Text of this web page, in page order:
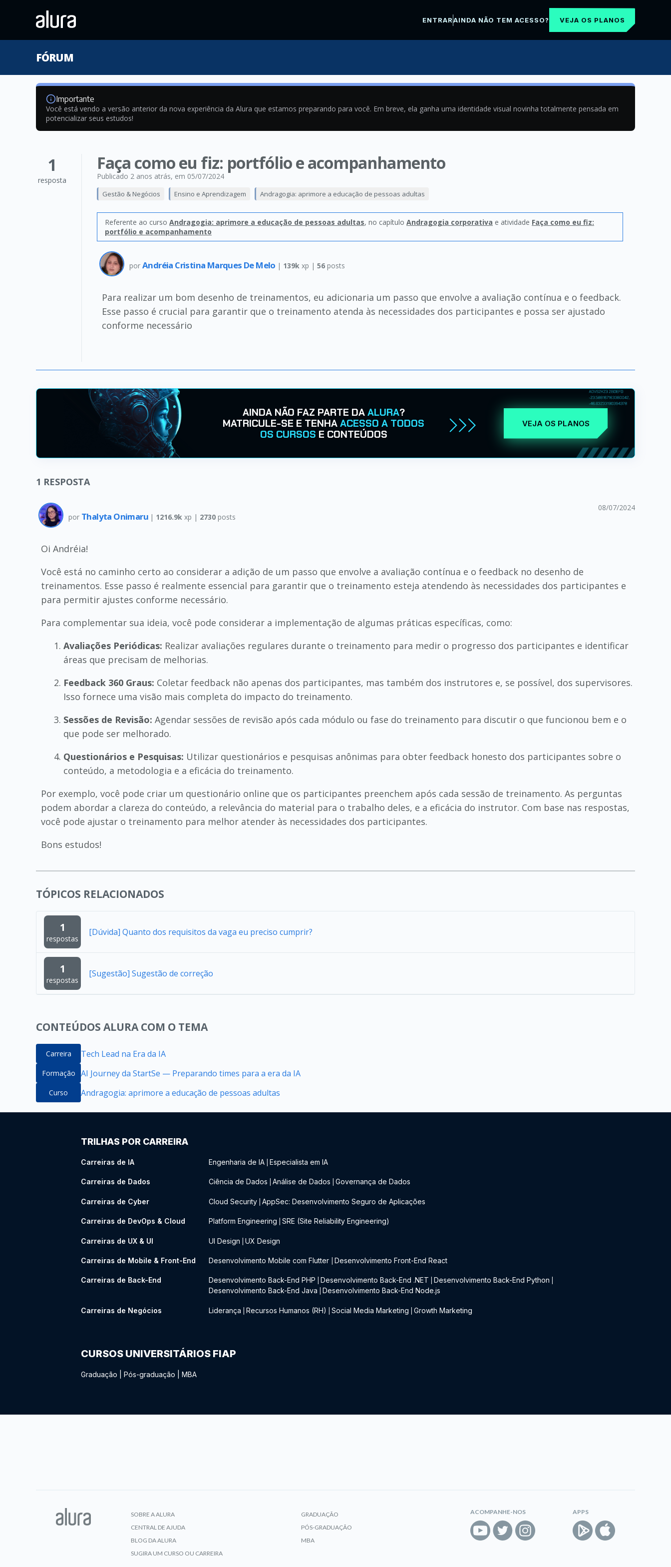
ENTRARAINDA NÃO TEM ACESSO? VEJA OS PLANOS
FÓRUM
Importante
Você está vendo a versão anterior da nova experiência da Alura que estamos preparando para você. Em breve, ela ganha uma identidade visual novinha totalmente pensada em
potencializar seus estudos!
1
resposta
Faça como eu fiz: portfólio e acompanhamento
Publicado 2 anos atrás, em 05/07/2024
Gestão & Negócios Ensino e Aprendizagem Andragogia: aprimore a educação de pessoas adultas
Referente ao curso Andragogia: aprimore a educação de pessoas adultas, no capítulo Andragogia corporativa e atividade Faça como eu fiz:
portfólio e acompanhamento
por Andréia Cristina Marques De Melo | 139k xp |56 posts
Para realizar um bom desenho de treinamentos, eu adicionaria um passo que envolve a avaliação contínua e o feedback.
Esse passo é crucial para garantir que o treinamento atenda às necessidades dos participantes e possa ser ajustado
conforme necessário
AINDA NÃO FAZ PARTE DAALURA?
MATRICULE-SE E TENHAACESSO A TODOS
OS CURSOS E CONTEÚDOS
VEJA OS PLANOS
1 RESPOSTA
por Thalyta Onimaru | 1216.9k xp | 2730 posts
08/07/2024
Oi Andréia!
Você está no caminho certo ao considerar a adição de um passo que envolve a avaliação contínua e o feedback no desenho de
treinamentos. Esse passo é realmente essencial para garantir que o treinamento esteja atendendo às necessidades dos participantes e
para permitir ajustes conforme necessário.
Para complementar sua ideia, você pode considerar a implementação de algumas práticas específicas, como:
Avaliações Periódicas: Realizar avaliações regulares durante o treinamento para medir o progresso dos participantes e identificar
áreas que precisam de melhorias.
Feedback 360 Graus: Coletar feedback não apenas dos participantes, mas também dos instrutores e, se possível, dos supervisores.
Isso fornece uma visão mais completa do impacto do treinamento.
Sessões de Revisão: Agendar sessões de revisão após cada módulo ou fase do treinamento para discutir o que funcionou bem e o
que pode ser melhorado.
Questionários e Pesquisas: Utilizar questionários e pesquisas anônimas para obter feedback honesto dos participantes sobre o
conteúdo, a metodologia e a eficácia do treinamento.
Por exemplo, você pode criar um questionário online que os participantes preenchem após cada sessão de treinamento. As perguntas
podem abordar a clareza do conteúdo, a relevância do material para o trabalho deles, e a eficácia do instrutor. Com base nas respostas,
você pode ajustar o treinamento para melhor atender às necessidades dos participantes.
Bons estudos!
TÓPICOS RELACIONADOS
1
respostas
[Dúvida] Quanto dos requisitos da vaga eu preciso cumprir?
1
respostas
[Sugestão] Sugestão de correção
CONTEÚDOS ALURA COM O TEMA
Carreira Tech Lead na Era da IA
Formação AI Journey da StartSe — Preparando times para a era da IA
Curso Andragogia: aprimore a educação de pessoas adultas
TRILHAS POR CARREIRA
Carreiras de IA Engenharia de IA Especialista em IA
Carreiras de Dados Ciência de Dados Análise de Dados Governança de Dados
Carreiras de Cyber Cloud Security AppSec: Desenvolvimento Seguro de Aplicações
Carreiras de DevOps & Cloud Platform Engineering SRE (Site Reliability Engineering)
Carreiras de UX & UI UI Design UX Design
Carreiras de Mobile & Front-End Desenvolvimento Mobile com Flutter Desenvolvimento Front-End React
Carreiras de Back-End Desenvolvimento Back-End PHP Desenvolvimento Back-End .NET Desenvolvimento Back-End Python
Desenvolvimento Back-End Java Desenvolvimento Back-End Node.js
Carreiras de Negócios Liderança Recursos Humanos (RH) Social Media Marketing Growth Marketing
CURSOS UNIVERSITÁRIOS FIAP
Graduação Pós-graduação MBA
SOBRE A ALURA
CENTRAL DE AJUDA
BLOG DA ALURA
SUGIRA UM CURSO OU CARREIRA
GRADUAÇÃO
PÓS-GRADUAÇÃO
MBA
ACOMPANHE-NOS APPS